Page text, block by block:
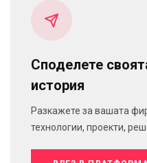
Споделете
история
Разкажете за вашата
технологии, проекти,